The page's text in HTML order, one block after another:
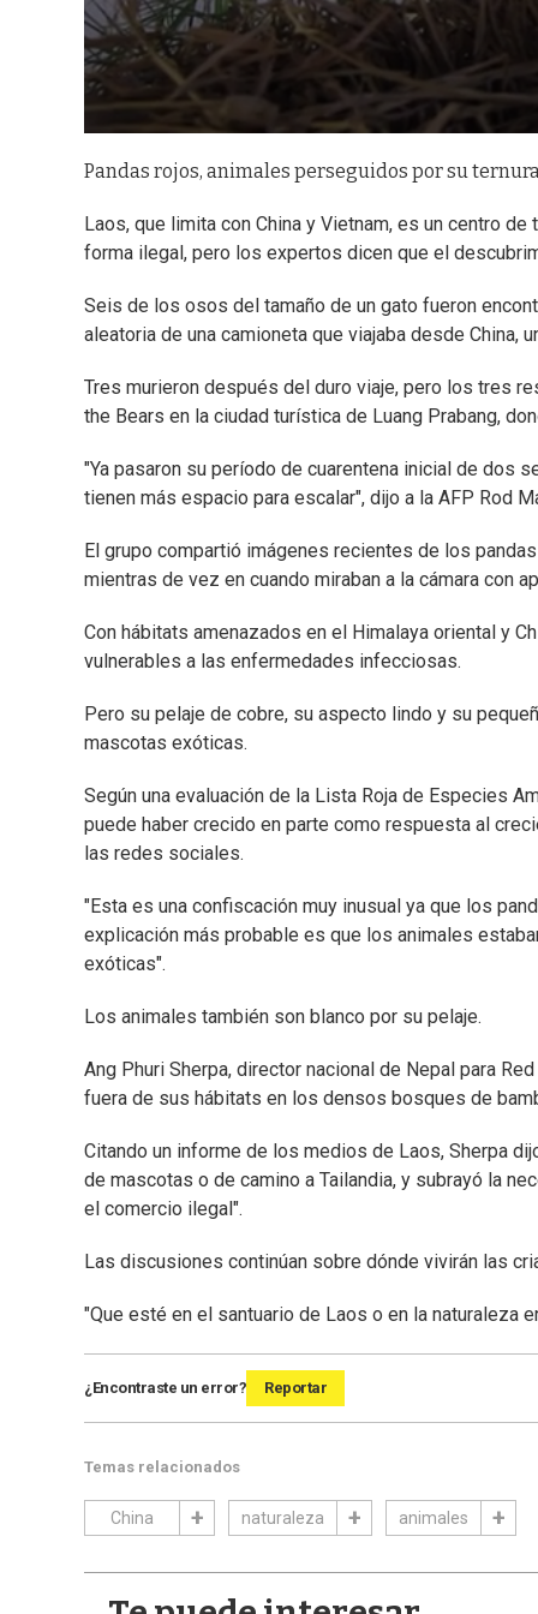
Pandas rojos, animales perseguidos por su ternura
Laos, que limita con China y Vietnam, es un centro
forma ilegal, pero los expertos dicen que el
Seis de los osos del tamaño de un gato fueron
aleatoria de una camioneta que viajaba desde China,
Tres murieron después del duro viaje, pero los tres
the Bears en la ciudad turística de Luang Prabang,
"Ya pasaron su período de cuarentena inicial de dos
tienen más espacio para escalar", dijo a la AFP Rod
El grupo compartió imágenes recientes de los
mientras de vez en cuando miraban a la cámara con
Con hábitats amenazados en el Himalaya oriental y
vulnerables a las enfermedades infecciosas.
Pero su pelaje de cobre, su aspecto lindo y su
mascotas exóticas.
Según una evaluación de la Lista Roja de Especies
puede haber crecido en parte como respuesta al
las redes sociales.
"Esta es una confiscación muy inusual ya que los
explicación más probable es que los animales
exóticas".
Los animales también son blanco por su pelaje.
Ang Phuri Sherpa, director nacional de Nepal para
fuera de sus hábitats en los densos bosques de
Citando un informe de los medios de Laos, Sherpa
de mascotas o de camino a Tailandia, y subrayó la
el comercio ilegal".
Las discusiones continúan sobre dónde vivirán las
"Que esté en el santuario de Laos o en la naturaleza
¿Encontraste un error? Reportar
Temas relacionados
China naturaleza animales